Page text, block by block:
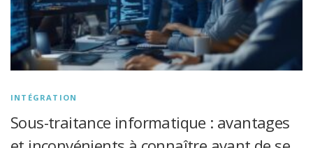
INTÉGRATION
Sous-traitance informatique : avantages